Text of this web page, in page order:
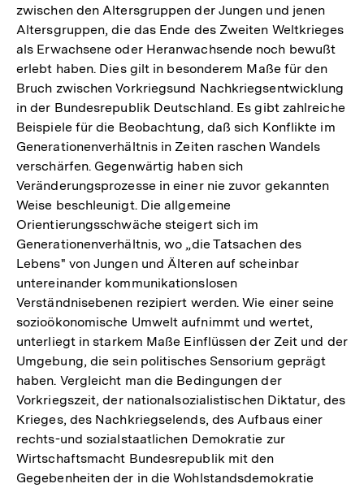
zwischen den Altersgruppen der Jungen und jenen
Altersgruppen, die das Ende des Zweiten Weltkrieges
als Erwachsene oder Heranwachsende noch bewußt
erlebt haben. Dies gilt in besonderem Maße für den
Bruch zwischen Vorkriegsund Nachkriegsentwicklung
in der Bundesrepublik Deutschland. Es gibt zahlreiche
Beispiele für die Beobachtung, daß sich Konflikte im
Generationenverhältnis in Zeiten raschen Wandels
verschärfen. Gegenwärtig haben sich
Veränderungsprozesse in einer nie zuvor gekannten
Weise beschleunigt. Die allgemeine
Orientierungsschwäche steigert sich im
Generationenverhältnis, wo „die Tatsachen des
Lebens" von Jungen und Älteren auf scheinbar
untereinander kommunikationslosen
Verständnisebenen rezipiert werden. Wie einer seine
sozioökonomische Umwelt aufnimmt und wertet,
unterliegt in starkem Maße Einflüssen der Zeit und der
Umgebung, die sein politisches Sensorium geprägt
haben. Vergleicht man die Bedingungen der
Vorkriegszeit, der nationalsozialistischen Diktatur, des
Krieges, des Nachkriegselends, des Aufbaus einer
rechts-und sozialstaatlichen Demokratie zur
Wirtschaftsmacht Bundesrepublik mit den
Gegebenheiten der in die Wohlstandsdemokratie